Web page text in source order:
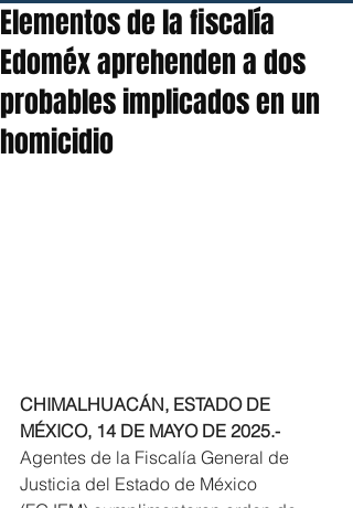
Elementos de la fiscalía
Edoméx aprehenden a dos
probables implicados en un
homicidio
CHIMALHUACÁN, ESTADO DE
MÉXICO, 14 DE MAYO DE 2025.-
Agentes de la Fiscalía General de
Justicia del Estado de México